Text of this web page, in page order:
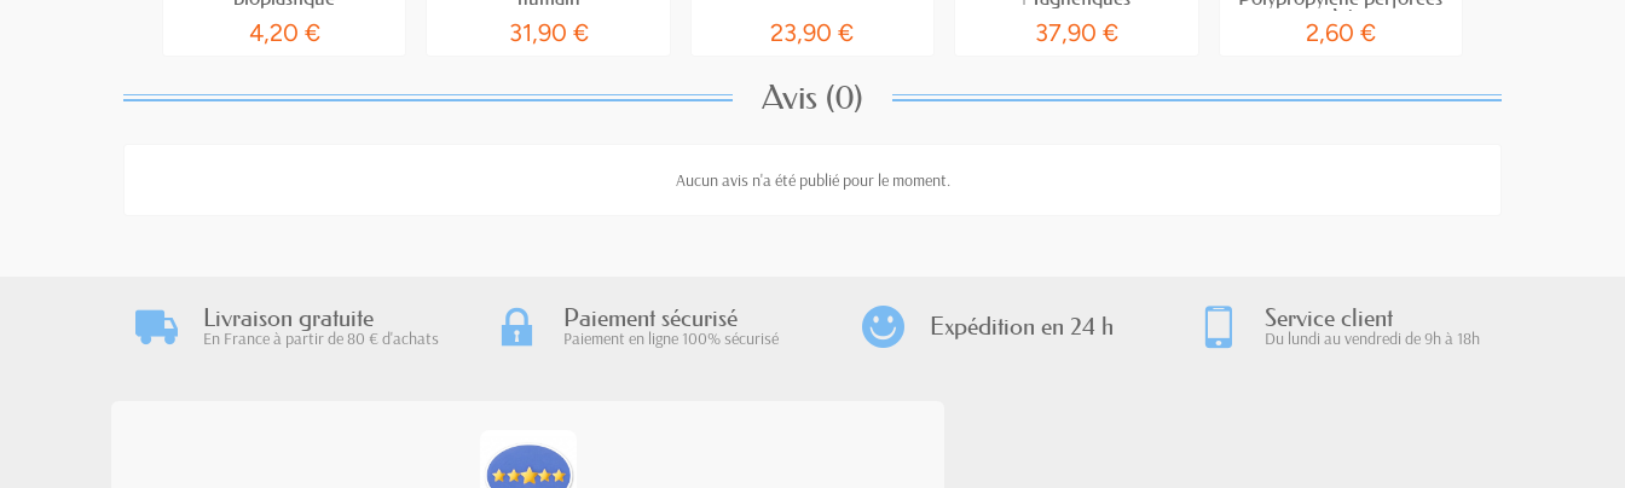
4,20 € 31,90 € 23,90 € 37,90 €
A4
2,60 €
Avis (0)
Aucun avis n'a été publié pour le moment.
Livraison gratuite
En France à partir de 80 € d'achats
Paiement sécurisé
Paiement en ligne 100% sécurisé Expédition en 24 h Service client
Du lundi au vendredi de 9h à 18h